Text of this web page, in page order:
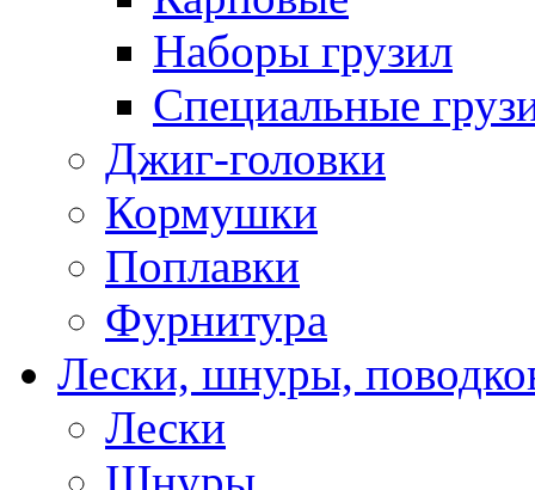
Наборы грузил
Специальные
Джиг-головки
Кормушки
Поплавки
Фурнитура
Лески, шнуры,
Лески